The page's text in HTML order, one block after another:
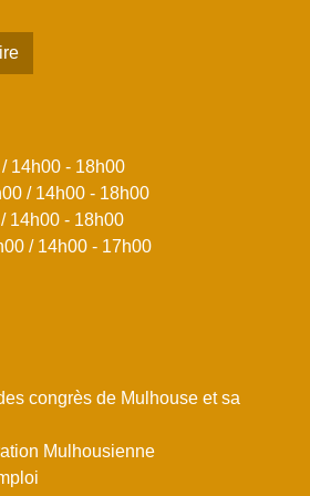
14h00 - 18h00
/ 14h00 - 18h00
14h00 - 18h00
/ 14h00 - 17h00
congrès de Mulhouse et sa
Mulhousienne